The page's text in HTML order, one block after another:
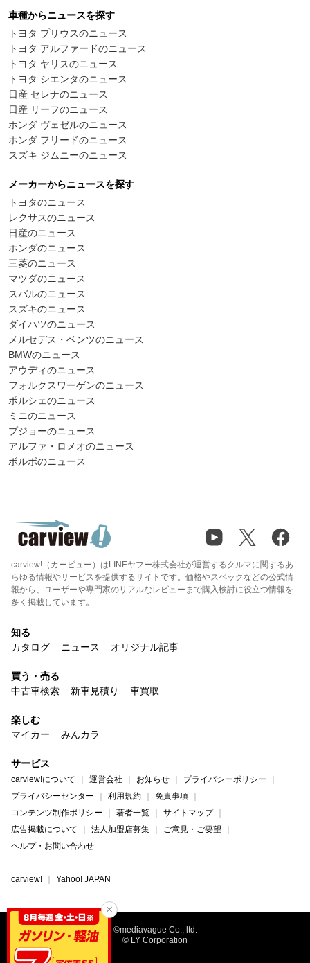
車種からニュースを探す
トヨタ プリウスのニュース
トヨタ アルファードのニュース
トヨタ ヤリスのニュース
トヨタ シエンタのニュース
日産 セレナのニュース
日産 リーフのニュース
ホンダ ヴェゼルのニュース
ホンダ フリードのニュース
スズキ ジムニーのニュース
メーカーからニュースを探す
トヨタのニュース
レクサスのニュース
日産のニュース
ホンダのニュース
三菱のニュース
マツダのニュース
スバルのニュース
スズキのニュース
ダイハツのニュース
メルセデス・ベンツのニュース
BMWのニュース
アウディのニュース
フォルクスワーゲンのニュース
ポルシェのニュース
ミニのニュース
プジョーのニュース
アルファ・ロメオのニュース
ボルボのニュース
carview!（カービュー）はLINEヤフー株式会社が運営するクルマに関するあ
らゆる情報やサービスを提供するサイトです。価格やスペックなどの公式情
報から、ユーザーや専門家のリアルなレビューまで購入検討に役立つ情報を
多く掲載しています。
知る
カタログ
ニュース オリジナル記事
買う・売る
中古車検索
新車見積り 車買取
楽しむ
マイカー
みんカラ
サービス
carview!について 運営会社 お知らせ
プライバシーポリシー
プライバシーセンター
利用規約
免責事項
コンテンツ制作ポリシー
著者一覧
サイトマップ
広告掲載について
法人加盟店募集
ご意見・ご要望
ヘルプ・お問い合わせ
carview! Yahoo! JAPAN
©mediavague Co., ltd.
© LY Corporation